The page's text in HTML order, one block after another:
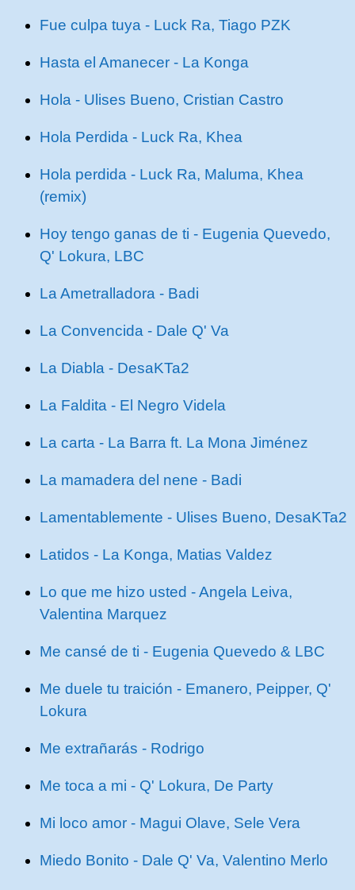
Fue culpa tuya - Luck Ra, Tiago PZK
Hasta el Amanecer - La Konga
Hola - Ulises Bueno, Cristian Castro
Hola Perdida - Luck Ra, Khea
Hola perdida - Luck Ra, Maluma, Khea
(remix)
Hoy tengo ganas de ti - Eugenia Quevedo,
Q' Lokura, LBC
La Ametralladora - Badi
La Convencida - Dale Q' Va
La Diabla - DesaKTa2
La Faldita - El Negro Videla
La carta - La Barra ft. La Mona Jiménez
La mamadera del nene - Badi
Lamentablemente - Ulises Bueno, DesaKTa2
Latidos - La Konga, Matias Valdez
Lo que me hizo usted - Angela Leiva,
Valentina Marquez
Me cansé de ti - Eugenia Quevedo & LBC
Me duele tu traición - Emanero, Peipper, Q'
Lokura
Me extrañarás - Rodrigo
Me toca a mi - Q' Lokura, De Party
Mi loco amor - Magui Olave, Sele Vera
Miedo Bonito - Dale Q' Va, Valentino Merlo